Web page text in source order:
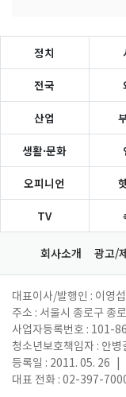
정치
전국
산업
생활·문화
오피니언
TV
회사소개 광고/
대표이사/발행인 : 이영섭
주소 : 서울시 종로구 종
사업자등록번호 : 101-
청소년보호책임자 : 안병
등록일 : 2011. 05. 26
대표 전화 : 02-397-